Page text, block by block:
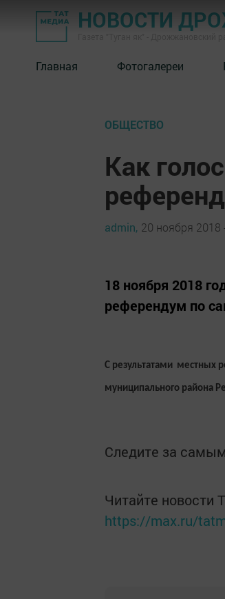
НОВОСТИ
Главная Фотогалереи
ОБЩЕСТВО
Как
admin, 20 ноября 2018
18 ноября 2018
референдум по
С результатами местных
муниципального района
Следите за
Читайте новости
https://max.ru/